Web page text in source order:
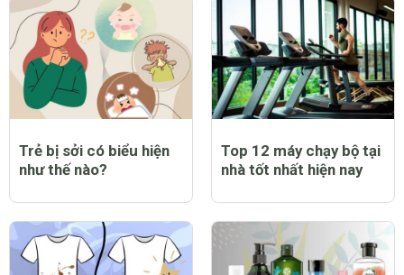
Trẻ bị sởi có biểu hiện
như thế nào?
Top 12 máy chạy bộ tại
nhà tốt nhất hiện nay